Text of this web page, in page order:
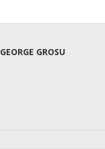
GEORGE GROSU